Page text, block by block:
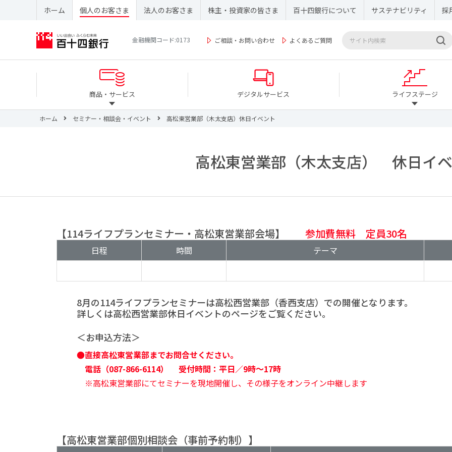
ホーム 個人のお客さま 法人のお客さま 株主・投資家の皆さま 百十四銀行について サステナビリティ 採
金融機関コード:0173 ご相談・お問い合わせ よくあるご質問
商品・サービス デジタルサービス ライフステージ
ホーム セミナー・相談会・イベント 高松東営業部（木太支店）休日イベント
高松東営業部（木太支店） 休日イ
【114ライフプランセミナー・高松東営業部会場】 参加費無料 定員30名
日程 時間 テーマ
8月の114ライフプランセミナーは高松西営業部（香西支店）での開催となります。
詳しくは高松西営業部休日イベントのページをご覧ください。
＜お申込方法＞
●直接高松東営業部までお問合せください。
電話（087-866-6114） 受付時間：平日／9時～17時
※高松東営業部にてセミナーを現地開催し、その様子をオンライン中継します
【高松東営業部個別相談会（事前予約制）】